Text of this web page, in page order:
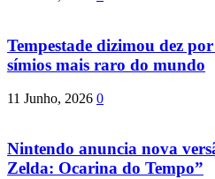
Tempestade dizimou dez
símios mais raro do mundo
11 Junho, 2026 0
Nintendo anuncia nova
Zelda: Ocarina do Tempo”